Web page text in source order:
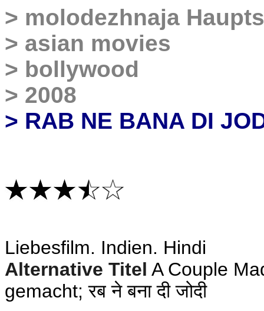
> molodezhnaja
> asian movies
> bollywood
> 2008
> RAB NE BANA DI
Liebesfilm. Indien. Hindi
Alternative Titel A Couple
gemacht; रब ने बना दी जोदी